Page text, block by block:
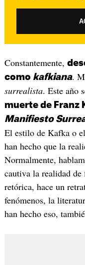
Constantemente,
como kafkiana.
surrealista. Este año
muerte de Franz
Manifiesto
El estilo de Kafka o
han hecho que la
Normalmente,
cautiva la realidad
retórica, hace un
fenómenos, la
han hecho eso,